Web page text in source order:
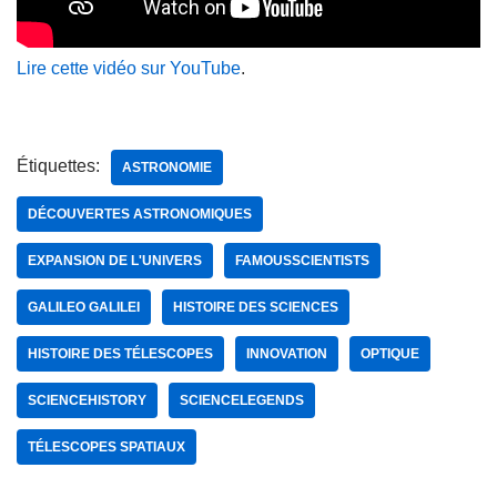
Lire cette vidéo sur YouTube.
Étiquettes: ASTRONOMIE
DÉCOUVERTES ASTRONOMIQUES
EXPANSION DE L'UNIVERS FAMOUSSCIENTISTS
GALILEO GALILEI HISTOIRE DES SCIENCES
HISTOIRE DES TÉLESCOPES INNOVATION OPTIQUE
SCIENCEHISTORY SCIENCELEGENDS
TÉLESCOPES SPATIAUX